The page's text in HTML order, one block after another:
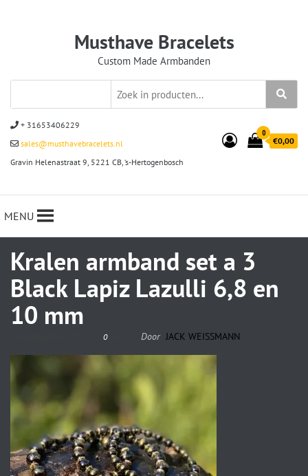
Musthave Bracelets
Custom Made Armbanden
+ 31653406229
sales@musthavebracelets.nl
Gravin Helenastraat 9, 5221 CB, ‘s-Hertogenbosch
0
€0,00
MENU
Kralen armband set a 3
Black Lapiz Lazulli 6,8 en
10 mm
0 Door JACK WEISSMANN